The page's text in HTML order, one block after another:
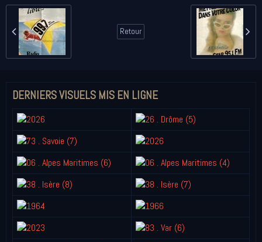
Retour
DERNIERS VISUELS MIS EN LIGNE